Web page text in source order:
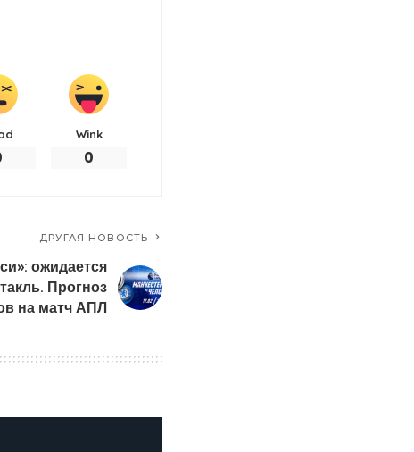
Wink
0
ДРУГАЯ НОВОСТЬ
ожидается
Прогноз
на матч АПЛ